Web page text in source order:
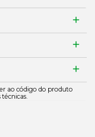
ao código do produto